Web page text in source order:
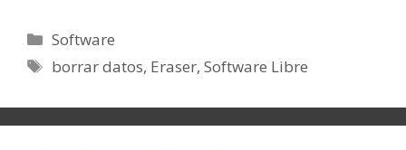
Categorías
Software
Etiquetas
borrar datos, Eraser,Software Libre